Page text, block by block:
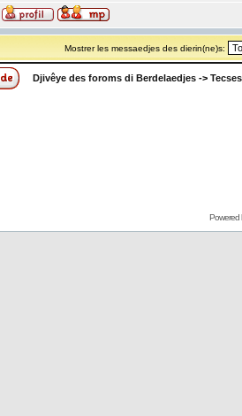
Mostrer les messaedjes des dierin(ne)s:
Djivêye des foroms di Berdelaedjes ->
Powered